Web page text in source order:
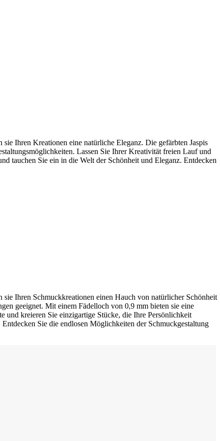
Ihren Kreationen eine natürliche Eleganz. Die gefärbten Jaspis
Lassen Sie Ihrer Kreativität freien Lauf und
tauchen Sie ein in die Welt der Schönheit und Eleganz. Entdecken
Ihren Schmuckkreationen einen Hauch von natürlicher Schönheit
geeignet. Mit einem Fädelloch von 0,9 mm bieten sie eine
und kreieren Sie einzigartige Stücke, die Ihre Persönlichkeit
Sie die endlosen Möglichkeiten der Schmuckgestaltung